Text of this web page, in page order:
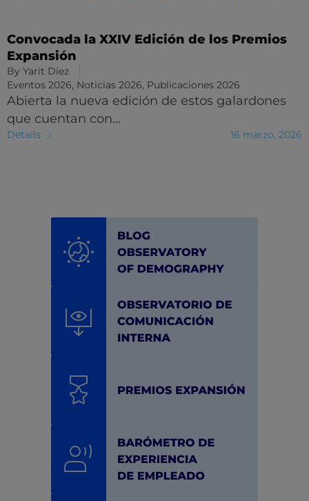
Convocada la XXIV Edición de los Premios
Expansión
By Yarit Diez
Eventos 2026, Noticias 2026, Publicaciones 2026
Abierta la nueva edición de estos galardones
que cuentan con…
Details 16 marzo, 2026